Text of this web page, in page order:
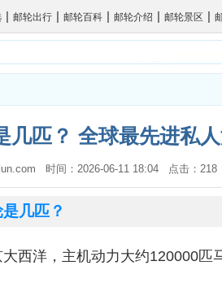
| 邮轮出行 | 邮轮百科 | 邮轮介绍 | 邮轮景区 |
几匹？ 全球最先进私
时间：2026-06-11 18:04 点击：
几匹？
西洋，主机动力大约120000匹